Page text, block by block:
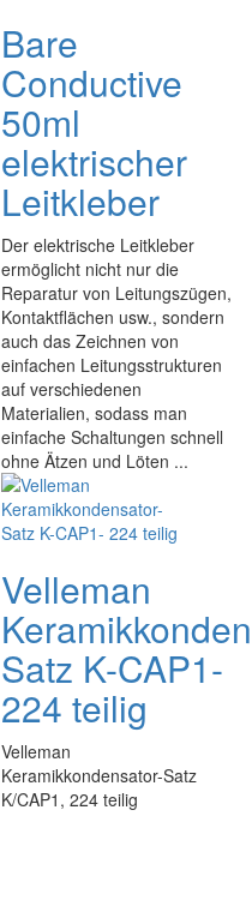
Bare
Conductive
50ml
elektrischer
Leitkleber
Der elektrische Leitkleber
ermöglicht nicht nur die
Reparatur von Leitungszügen,
Kontaktflächen usw., sondern
auch das Zeichnen von
einfachen Leitungsstrukturen
auf verschiedenen
Materialien, sodass man
einfache Schaltungen schnell
ohne Ätzen und Löten ...
Velleman
Satz K-CAP1-
224 teilig
Velleman
Keramikkondensator-Satz
K/CAP1, 224 teilig